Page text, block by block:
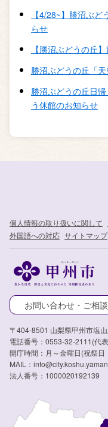
【4/28~】勝沼ぶ
らせ
【勝沼ぶどうの丘
勝沼ぶどうの丘「
勝沼ぶどうの丘日
う休館のお知らせ
個人情報の取り扱いに関して
外国語への対応 サイトマップ
お問い合わせ・ご相談
〒404-8501 山梨県甲州市塩
電話番号：0553-32-2111(代
開庁時間：月～金曜日(祝祭
MAIL：
法人番号：1000020192139